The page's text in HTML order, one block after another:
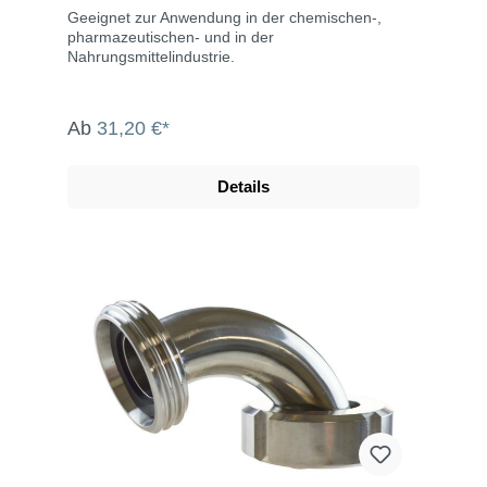
Geeignet zur Anwendung in der chemischen-,
pharmazeutischen- und in der
Nahrungsmittelindustrie.
Ab 31,20 €*
Details